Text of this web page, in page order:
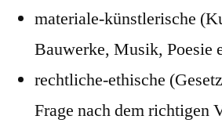
materiale-künstlerische
Bauwerke, Musik, Poesie
rechtliche-ethische
Frage nach dem richtigen